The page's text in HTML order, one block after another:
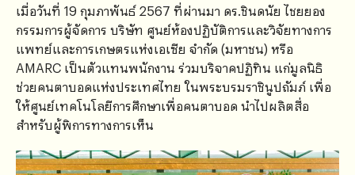
เมื่อวันที่ 19 กุมภาพันธ์ 2567 ที่ผ่านมา ดร.ชินดนัย ไชยยอง
กรรมการผู้จัดการ บริษัท ศูนย์ห้องปฏิบัติการและวิจัยทางการ
แพทย์และการเกษตรแห่งเอเซีย จำกัด (มหาชน) หรือ
AMARC เป็นตัวแทนพนักงาน ร่วมบริจาคปฏิทิน แก่มูลนิธิ
ช่วยคนตาบอดแห่งประเทศไทย ในพระบรมราชินูปถัมภ์ เพื่อ
ให้ศูนย์เทคโนโลยีการศึกษาเพื่อคนตาบอด นำไปผลิตสื่อ
สำหรับผู้พิการทางการเห็น